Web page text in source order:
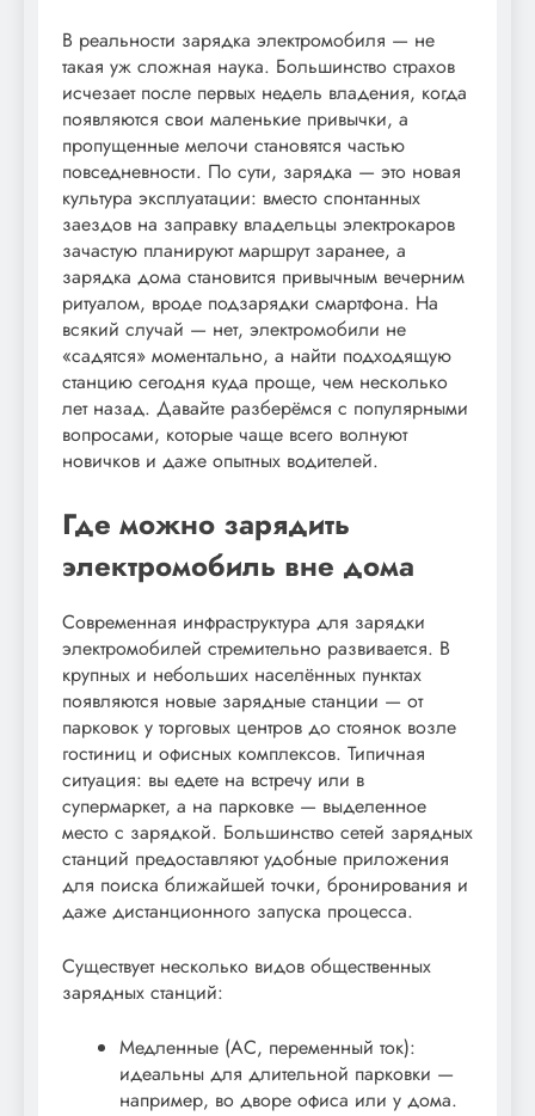
В реальности зарядка электромобиля — не
такая уж сложная наука. Большинство страхов
исчезает после первых недель владения, когда
появляются свои маленькие привычки, а
пропущенные мелочи становятся частью
повседневности. По сути, зарядка — это новая
культура эксплуатации: вместо спонтанных
заездов на заправку владельцы электрокаров
зачастую планируют маршрут заранее, а
зарядка дома становится привычным вечерним
ритуалом, вроде подзарядки смартфона. На
всякий случай — нет, электромобили не
«садятся» моментально, а найти подходящую
станцию сегодня куда проще, чем несколько
лет назад. Давайте разберёмся с популярными
вопросами, которые чаще всего волнуют
новичков и даже опытных водителей.
Где можно зарядить
электромобиль вне дома
Современная инфраструктура для зарядки
электромобилей стремительно развивается. В
крупных и небольших населённых пунктах
появляются новые зарядные станции — от
парковок у торговых центров до стоянок возле
гостиниц и офисных комплексов. Типичная
ситуация: вы едете на встречу или в
супермаркет, а на парковке — выделенное
место с зарядкой. Большинство сетей зарядных
станций предоставляют удобные приложения
для поиска ближайшей точки, бронирования и
даже дистанционного запуска процесса.
Существует несколько видов общественных
зарядных станций:
Медленные (AC, переменный ток):
идеальны для длительной парковки —
например, во дворе офиса или у дома.